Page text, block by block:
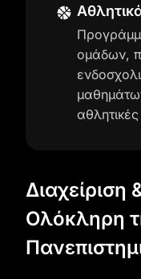
ομάδων,
Διαχείριση
Ολόκληρη